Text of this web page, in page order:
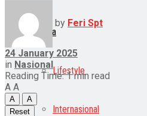
Lainnya
Lifestyle
Internasional
by Feri Spt
24 January 2025
in Nasional
Reading Time: 1 min read
A A
A
A
Reset